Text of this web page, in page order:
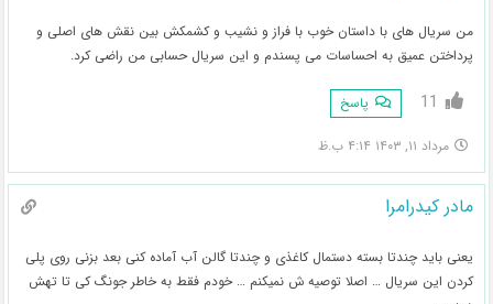
من سریال های با داستان خوب با فراز و نشیب و کشمکش بین نقش های اصلی و
پرداختن عمیق به احساسات می پسندم و این سریال حسابی من راضی کرد.
11 پاسخ
مرداد ۱۱, ۱۴۰۳ ۴:۱۴ ب.ظ
مادر کیدرامرا
یعنی باید چندتا بسته دستمال کاغذی و چندتا گالن آب آماده کنی بعد بزنی روی پلی
کردن این سریال … اصلا توصیه ش نمیکنم … خودم فقط به خاطر جونگ کی تا تهش